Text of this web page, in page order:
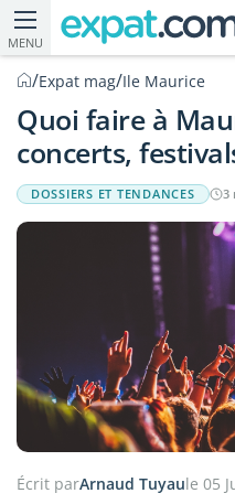
MENU
/Expat mag/Ile Maurice
Quoi faire à
concerts,
DOSSIERS ET TENDANCES 3
Écrit parArnaud Tuyaule 05